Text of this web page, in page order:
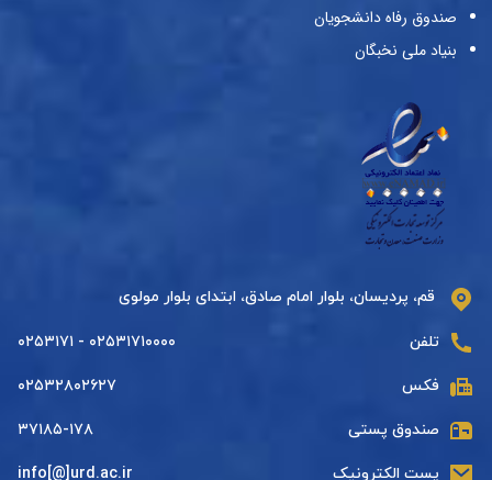
صندوق رفاه دانشجویان
بنیاد ملی نخبگان
قم، پردیسان، بلوار امام صادق، ابتدای بلوار مولوی
تلفن ۰۲۵۳۱۷۱۰۰۰۰ - ۰۲۵۳۱۷۱
فکس ۰۲۵۳۲۸۰۲۶۲۷
صندوق پستی ۳۷۱۸۵-۱۷۸
پست الکترونیک info[@]urd.ac.ir